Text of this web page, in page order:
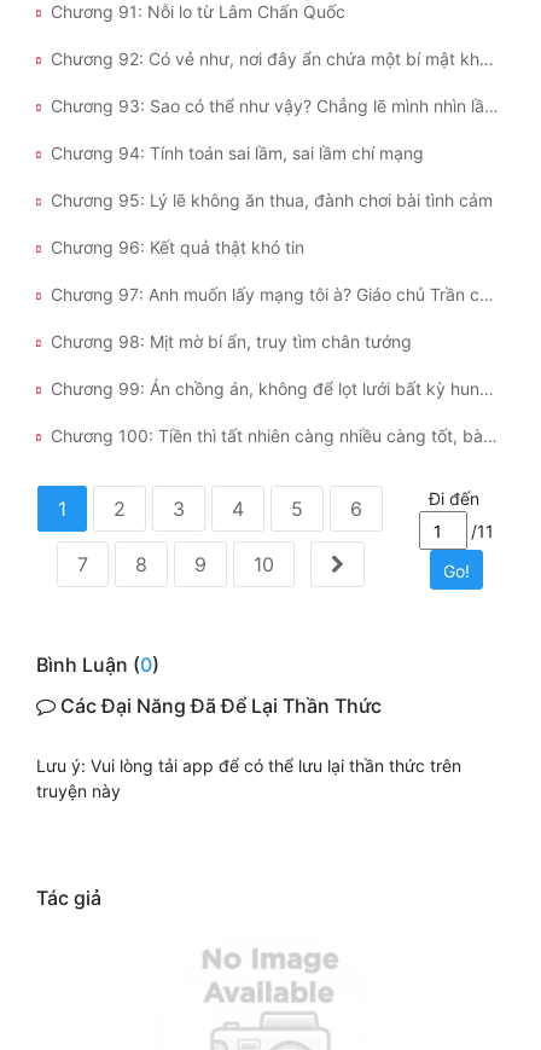
Chương 91: Nỗi lo từ Lâm Chấn Quốc
Chương 92: Có vẻ như, nơi đây ẩn chứa một bí mật không ai hay
Chương 93: Sao có thể như vậy? Chẳng lẽ mình nhìn lầm rồi?
Chương 94: Tính toán sai lầm, sai lầm chí mạng
Chương 95: Lý lẽ không ăn thua, đành chơi bài tình cảm
Chương 96: Kết quả thật khó tin
Chương 97: Anh muốn lấy mạng tôi à? Giáo chủ Trần của Giáo phái Đâm Dao
Chương 98: Mịt mờ bí ẩn, truy tìm chân tướng
Chương 99: Án chồng án, không để lọt lưới bất kỳ hung thủ nào
Chương 100: Tiền thì tất nhiên càng nhiều càng tốt, bàn vụ án mới!
1 2 3 4 5 6
7 8 9 10
Đi đến
/11
Go!
Bình Luận (0)
Các Đại Năng Đã Để Lại Thần Thức
Lưu ý: Vui lòng tải app để có thể lưu lại thần thức trên
truyện này
Tác giả